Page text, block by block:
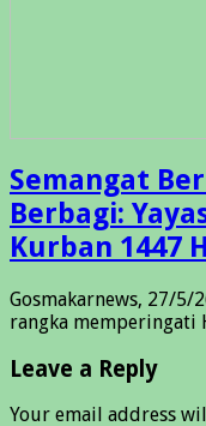
Semangat
Berbagi:
Kurban 1447 H
Gosmakarnews, 27/5/
rangka memperingati
Leave a Reply
Your email address